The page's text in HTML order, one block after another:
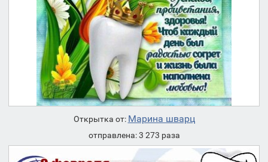
Открытка от: Марина шварц
отправлена: 3 273 раза